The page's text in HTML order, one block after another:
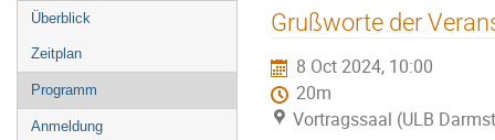
Event
menu
Überblick
Zeitplan
Programm
Anmeldung
Grußworte der
8 Oct 2024, 10:00
20m
Vortragssaal (ULB